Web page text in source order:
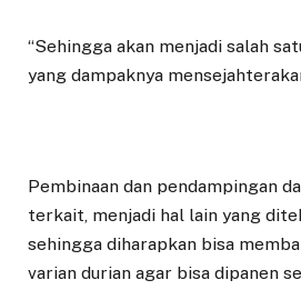
“Sehingga akan menjadi salah
yang dampaknya
Pembinaan dan pendampingan
terkait, menjadi hal lain yang
sehingga diharapkan bisa
varian durian agar bisa dipanen